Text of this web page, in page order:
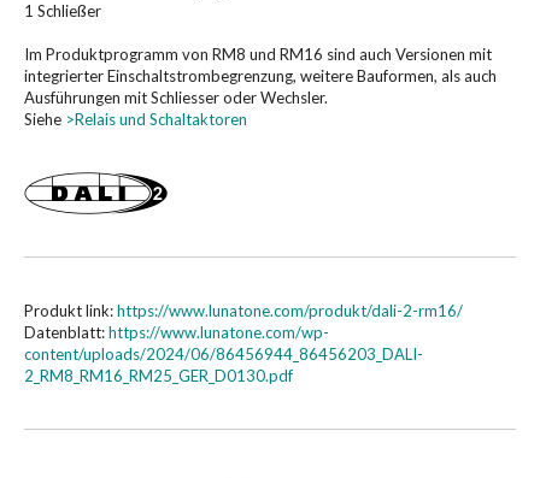
1 Schließer
Im Produktprogramm von RM8 und RM16 sind auch Versionen mit
integrierter Einschaltstrombegrenzung, weitere Bauformen, als auch
Ausführungen mit Schliesser oder Wechsler.
Siehe >Relais und Schaltaktoren
Produkt link:https://www.lunatone.com/produkt/dali-2-rm16/
Datenblatt:https://www.lunatone.com/wp-
content/uploads/2024/06/86456944_86456203_DALI-
2_RM8_RM16_RM25_GER_D0130.pdf